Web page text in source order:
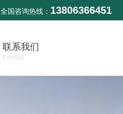
全国咨询热线： 13806366451
联系我们
Contact